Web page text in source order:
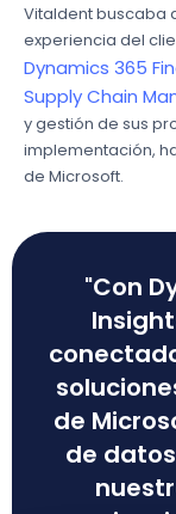
Vitaldent buscaba
experiencia del
Dynamics 365
Supply Chain
y gestión de sus
implementación,
de Microsoft.
"Con
de
de